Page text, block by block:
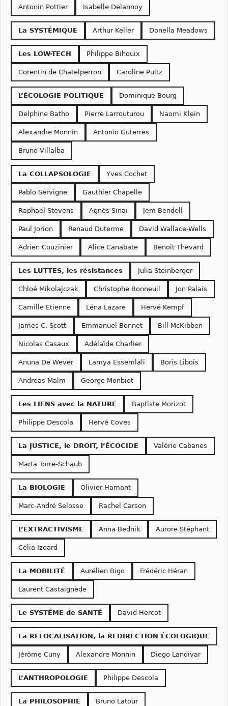
Antonin Pottier Isabelle Delannoy
La SYSTÉMIQUE Arthur Keller Donella Meadows
Les LOW-TECH Philippe Bihouix
Corentin de Chatelperron Caroline Pultz
L’ÉCOLOGIE POLITIQUE Dominique Bourg
Delphine Batho Pierre Larrouturou Naomi Klein
Alexandre Monnin Antonio Guterres
Bruno Villalba
La COLLAPSOLOGIE Yves Cochet
Pablo Servigne Gauthier Chapelle
Raphaël Stevens Agnès Sinaï Jem Bendell
Paul Jorion Renaud Duterme David Wallace-Wells
Adrien Couzinier Alice Canabate Benoît Thevard
Les LUTTES, les résistances Julia Steinberger
Chloé Mikolajczak Christophe Bonneuil Jon Palais
Camille Etienne Léna Lazare Hervé Kempf
James C. Scott Emmanuel Bonnet Bill McKibben
Nicolas Casaux Adélaïde Charlier
Anuna De Wever Lamya Essemlali Boris Libois
Andreas Malm George Monbiot
Les LIENS avec la NATURE Baptiste Morizot
Philippe Descola Hervé Coves
La JUSTICE, le DROIT, l’ÉCOCIDE Valérie Cabanes
Marta Torre-Schaub
La BIOLOGIE Olivier Hamant
Marc-André Selosse Rachel Carson
L’EXTRACTIVISME Anna Bednik Aurore Stéphant
Célia Izoard
La MOBILITÉ Aurélien Bigo Frédéric Héran
Laurent Castaignède
Le SYSTÈME de SANTÉ David Hercot
La RELOCALISATION, la REDIRECTION ÉCOLOGIQUE
Jérôme Cuny Alexandre Monnin Diego Landivar
L’ANTHROPOLOGIE Philippe Descola
La PHILOSOPHIE Bruno Latour